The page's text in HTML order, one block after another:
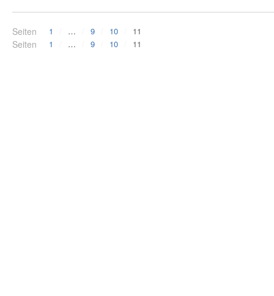
Seiten 1 … 9 10 11
Seiten 1 … 9 10 11